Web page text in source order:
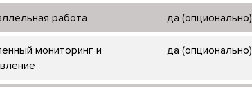
работа да (опционально)
мониторинг и
да (опционально)